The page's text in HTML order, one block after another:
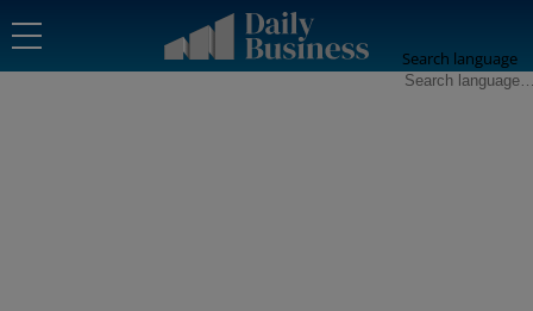
Search language